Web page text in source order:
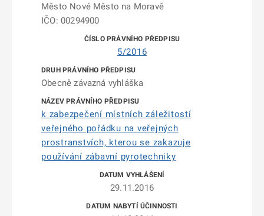
Město Nové Město na Moravě
IČO: 00294900
5/2016
Obecně závazná vyhláška
k zabezpečení místních záležitostí
veřejného pořádku na veřejných
prostranstvích, kterou se zakazuje
používání zábavní pyrotechniky
29.11.2016